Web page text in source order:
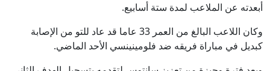
أبعدته عن الملاعب لمدة ستة أسابيع.
وكان اللاعب البالغ من العمر 33 عاما قد عاد للتو من الإصابة
كبديل في مباراة فريقه ضد فلومينينسي الأحد الماضي.